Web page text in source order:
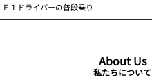
Ｆ１ドライバーの普段乗り
About Us
私たちについて